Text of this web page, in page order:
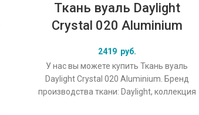
Ткань вуаль Daylight
Crystal 020 Aluminium
2419 руб.
У нас вы можете купить Ткань вуаль
Daylight Crystal 020 Aluminium. Бренд
производства ткани: Daylight, коллекция